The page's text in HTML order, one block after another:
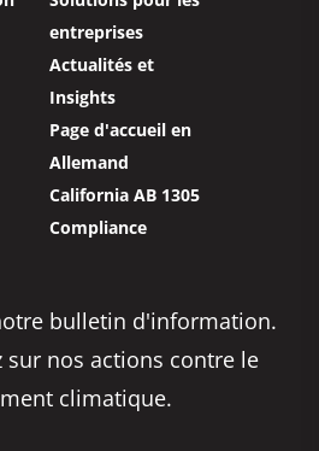
entreprises
Actualités et
Insights
Page d'accueil en
Allemand
California AB 1305
Compliance
bulletin d'information.
sur nos actions contre le
climatique.